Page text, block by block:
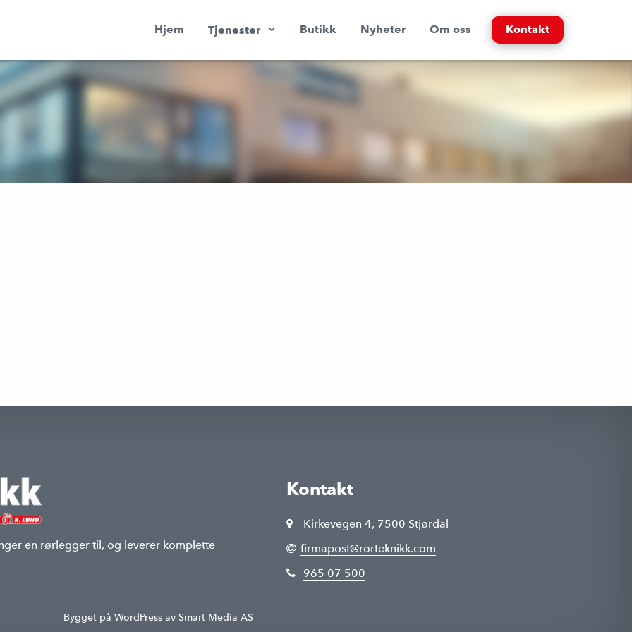
Hjem Tjenester Butikk Nyheter Om oss Kontakt
en rørlegger til, og leverer komplette
Kontakt
Kirkevegen 4, 7500 Stjørdal
firmapost@rorteknikk.com
965 07 500
Bygget på WordPressav Smart Media AS